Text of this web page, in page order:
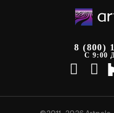
8 (800)
С 9:00